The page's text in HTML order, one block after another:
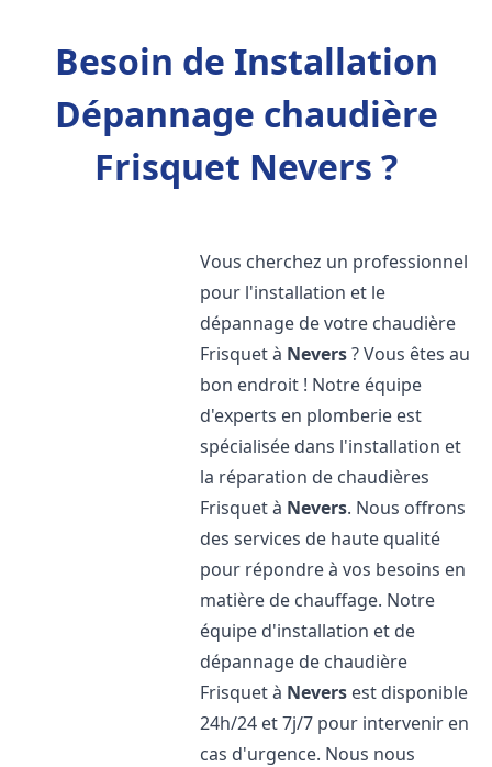
Besoin de Installation
Dépannage chaudière
Frisquet Nevers ?
Vous cherchez un professionnel
pour l'installation et le
dépannage de votre chaudière
Frisquet à Nevers? Vous êtes au
bon endroit ! Notre équipe
d'experts en plomberie est
spécialisée dans l'installation et
la réparation de chaudières
Frisquet à Nevers. Nous offrons
des services de haute qualité
pour répondre à vos besoins en
matière de chauffage. Notre
équipe d'installation et de
dépannage de chaudière
Frisquet à Nevers est disponible
24h/24 et 7j/7 pour intervenir en
cas d'urgence. Nous nous